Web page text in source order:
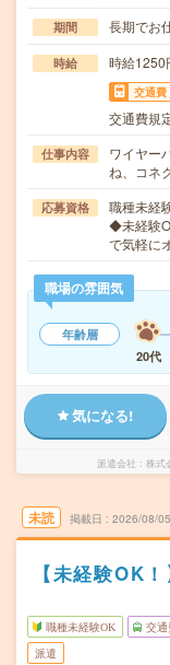
期間 長期でお
時給 時給1250
交通費
交通費規
仕事内容
ワイヤー
ね、コネ
応募資格
職種未経
◆未経験
で気軽に
職場の雰囲気
年齢層
20代
気になる!
派遣会社 株式
未読 掲載日 2026/08/05
【未経験OK
職種未経験OK 交通
派遣